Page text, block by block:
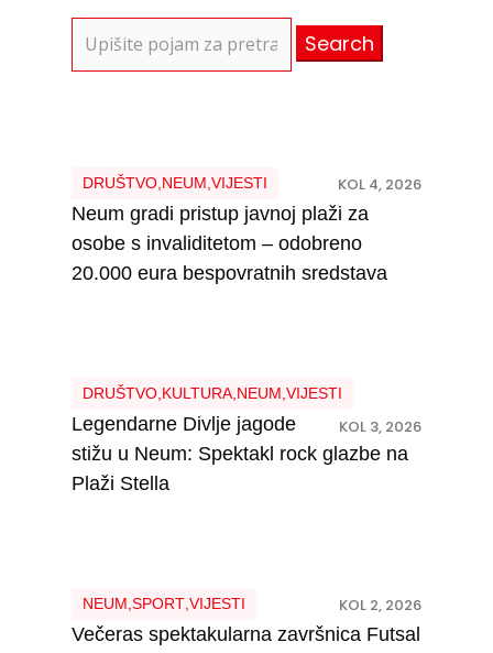
for:
DRUŠTVO, NEUM VIJESTI KOL 4, 2026
Neum gradi pristup javnoj plaži za
osobe s invaliditetom – odobreno
20.000 eura bespovratnih sredstava
DRUŠTVO, KULTURA, NEUM VIJESTI
KOL 3, 2026
Legendarne Divlje jagode
stižu u Neum: Spektakl rock glazbe na
Plaži Stella
NEUM SPORT, VIJESTI KOL 2, 2026
Večeras spektakularna završnica Futsal